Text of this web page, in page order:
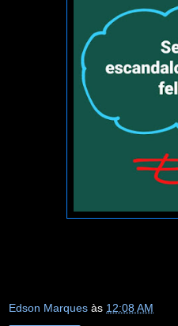
Edson Marques às 12:08 AM